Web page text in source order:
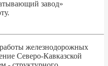
завод»
железнодорожных
Северо-Кавказской